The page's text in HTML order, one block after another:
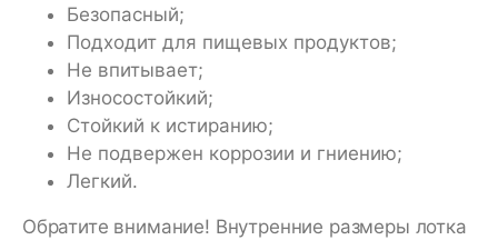
Безопасный;
Подходит для пищевых продуктов;
Не впитывает;
Износостойкий;
Стойкий к истиранию;
Не подвержен коррозии и гниению;
Легкий.
Обратите внимание! Внутренние размеры лотка